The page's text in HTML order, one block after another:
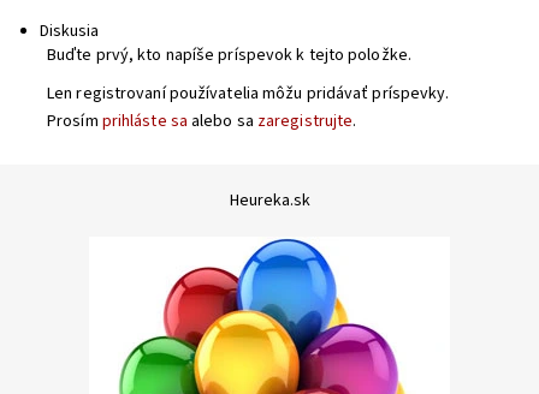
Diskusia
Buďte prvý, kto napíše príspevok k tejto položke.
Len registrovaní používatelia môžu pridávať príspevky.
Prosím prihláste sa alebo sa zaregistrujte.
Heureka.sk